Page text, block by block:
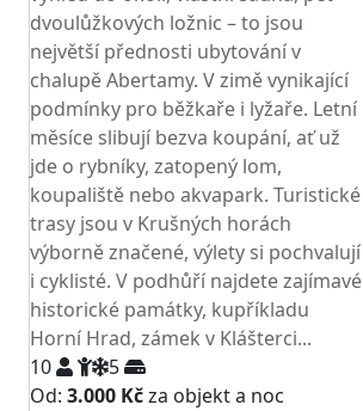
dvoulůžkových ložnic – to jsou
největší přednosti ubytování v
chalupě Abertamy. V zimě vynikající
podmínky pro běžkaře i lyžaře. Letní
měsíce slibují bezva koupání, ať už
jde o rybníky, zatopený lom,
koupaliště nebo akvapark. Turistické
trasy jsou v Krušných horách
výborně značené, výlety si pochvalují
i cyklisté. V podhůří najdete zajímavé
historické památky, kupříkladu
Horní Hrad, zámek v Klášterci...
10
5
Od: 3.000 Kčza objekt a noc